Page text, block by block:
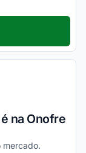
na Onofre
mercado.